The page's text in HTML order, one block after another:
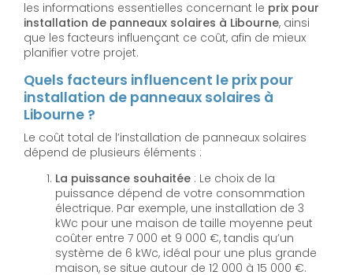
les informations essentielles concernant le prix pour
installation de panneaux solaires à Libourne, ainsi
que les facteurs influençant ce coût, afin de mieux
planifier votre projet.
Quels facteurs influencent le prix pour
installation de panneaux solaires à
Libourne ?
Le coût total de l’installation de panneaux solaires
dépend de plusieurs éléments :
La puissance souhaitée : Le choix de la
puissance dépend de votre consommation
électrique. Par exemple, une installation de 3
kWc pour une maison de taille moyenne peut
coûter entre 7 000 et 9 000 €, tandis qu’un
système de 6 kWc, idéal pour une plus grande
maison, se situe autour de 12 000 à 15 000 €.